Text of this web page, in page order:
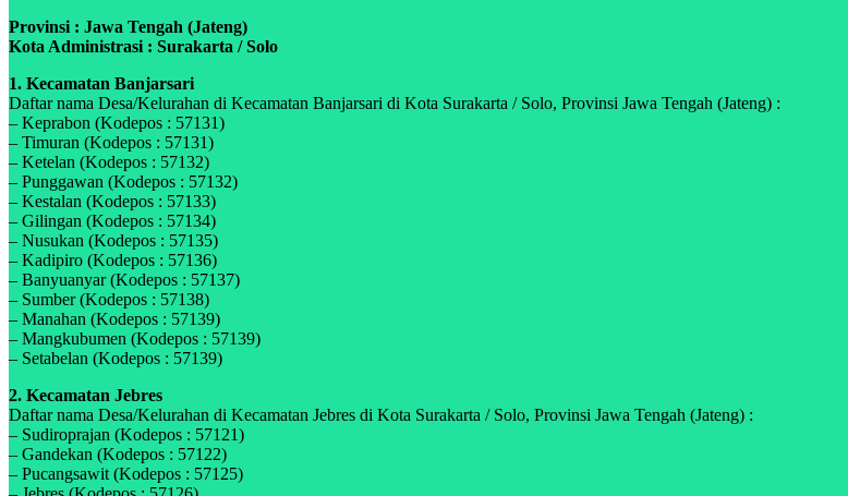
Provinsi : Jawa Tengah (Jateng)
Kota Administrasi : Surakarta / Solo
1. Kecamatan Banjarsari
Daftar nama Desa/Kelurahan di Kecamatan Banjarsari di Kota Surakarta / Solo, Provinsi Jawa Tengah (Jateng) :
– Keprabon (Kodepos : 57131)
– Timuran (Kodepos : 57131)
– Ketelan (Kodepos : 57132)
– Punggawan (Kodepos : 57132)
– Kestalan (Kodepos : 57133)
– Gilingan (Kodepos : 57134)
– Nusukan (Kodepos : 57135)
– Kadipiro (Kodepos : 57136)
– Banyuanyar (Kodepos : 57137)
– Sumber (Kodepos : 57138)
– Manahan (Kodepos : 57139)
– Mangkubumen (Kodepos : 57139)
– Setabelan (Kodepos : 57139)
2. Kecamatan Jebres
Daftar nama Desa/Kelurahan di Kecamatan Jebres di Kota Surakarta / Solo, Provinsi Jawa Tengah (Jateng) :
– Sudiroprajan (Kodepos : 57121)
– Gandekan (Kodepos : 57122)
– Pucangsawit (Kodepos : 57125)